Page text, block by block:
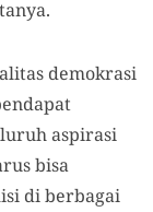
demokrasi
aspirasi
bisa
di berbagai